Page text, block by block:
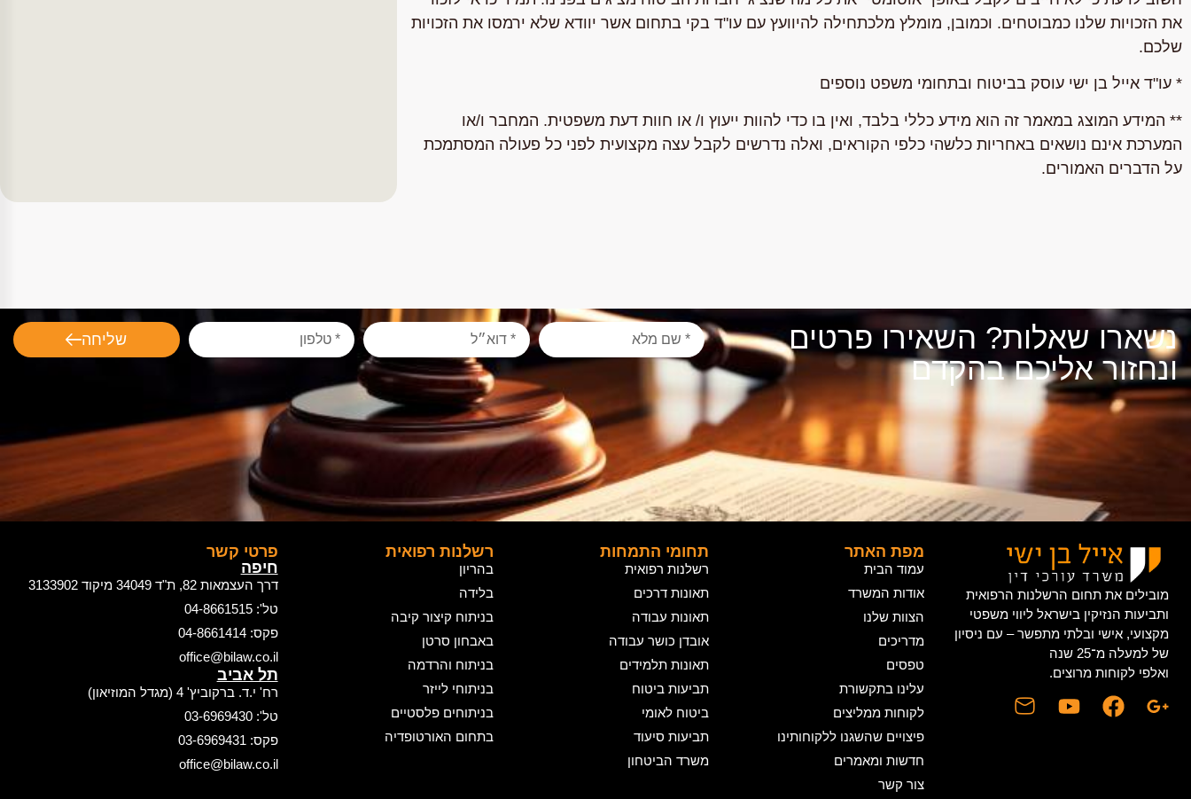
את הזכויות שלנו כמבוטחים. וכמובן, מומלץ מלכתחילה להיוועץ עם עו"ד בקי בתחום אשר יוודא שלא ירמסו את הזכויות
שלכם.
* עו"ד אייל בן ישי עוסק בביטוח ובתחומי משפט נוספים
** המידע המוצג במאמר זה הוא מידע כללי בלבד, ואין בו כדי להוות ייעוץ ו/ או חוות דעת משפטית. המחבר ו/או
המערכת אינם נושאים באחריות כלשהי כלפי הקוראים, ואלה נדרשים לקבל עצה מקצועית לפני כל פעולה המסתמכת
על הדברים האמורים.
נשארו שאלות? השאירו פרטים
ונחזור אליכם בהקדם
שליחה
מובילים את תחום הרשלנות הרפואית
ותביעות הנזיקין בישראל ליווי משפטי
מקצועי, אישי ובלתי מתפשר – עם ניסיון
של למעלה מ־25 שנה
ואלפי לקוחות מרוצים.
מפת האתר
עמוד הבית
אודות המשרד
הצוות שלנו
מדריכים
טפסים
עלינו בתקשורת
לקוחות ממליצים
פיצויים שהשגנו ללקוחותינו
חדשות ומאמרים
צור קשר
תחומי התמחות
רשלנות רפואית
תאונות דרכים
תאונות עבודה
אובדן כושר עבודה
תאונות תלמידים
תביעות ביטוח
ביטוח לאומי
תביעות סיעוד
משרד הביטחון
רשלנות רפואית
בהריון
בלידה
בניתוח קיצור קיבה
באבחון סרטן
בניתוח והרדמה
בניתוחי לייזר
בניתוחים פלסטיים
בתחום האורטופדיה
פרטי קשר
חיפה
דרך העצמאות 82, ת"ד 34049 מיקוד 3133902
טל': 04-8661515
פקס: 04-8661414
office@bilaw.co.il
תל אביב
רח' י.ד. ברקוביץ' 4 (מגדל המוזיאון)
טל': 03-6969430
פקס: 03-6969431
office@bilaw.co.il